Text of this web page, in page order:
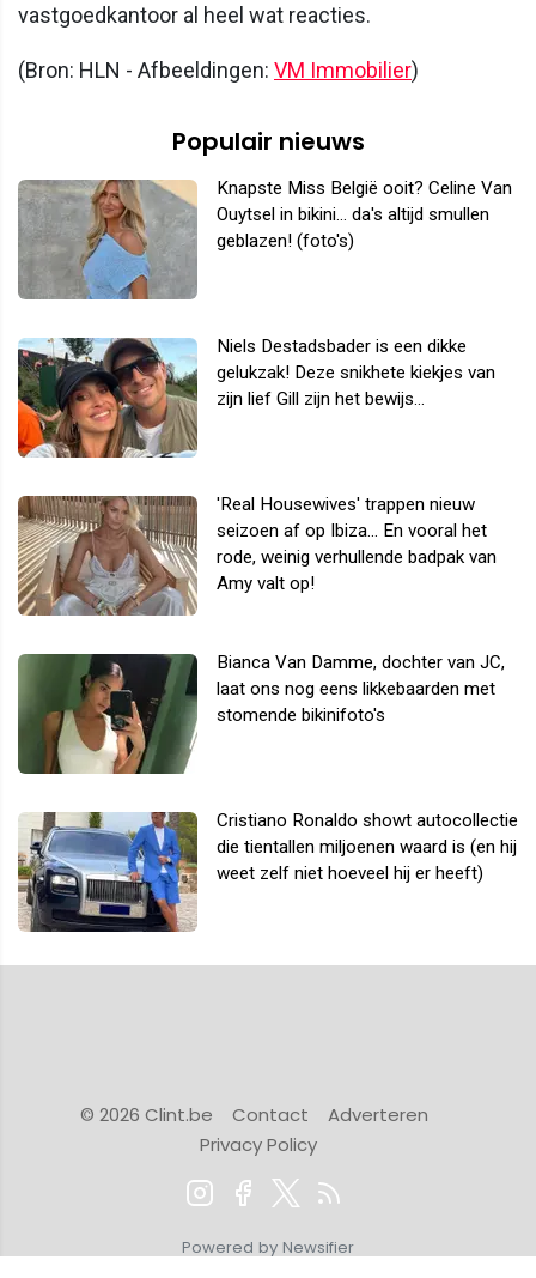
vastgoedkantoor al heel wat reacties.
(Bron: HLN - Afbeeldingen: VM Immobilier)
Populair nieuws
Knapste Miss België ooit? Celine Van
Ouytsel in bikini... da's altijd smullen
geblazen! (foto's)
Niels Destadsbader is een dikke
gelukzak! Deze snikhete kiekjes van
zijn lief Gill zijn het bewijs...
'Real Housewives' trappen nieuw
seizoen af op Ibiza... En vooral het
rode, weinig verhullende badpak van
Amy valt op!
Bianca Van Damme, dochter van JC,
laat ons nog eens likkebaarden met
stomende bikinifoto's
Cristiano Ronaldo showt autocollectie
die tientallen miljoenen waard is (en hij
weet zelf niet hoeveel hij er heeft)
© 2026 Clint.be Contact
Adverteren
Privacy Policy
Powered by Newsifier